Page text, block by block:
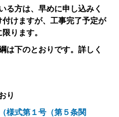
る方は、早めに申し込みく
けますが、工事完了予定が
ります。
は下のとおりです。詳しく
り
式第１号（第５条関